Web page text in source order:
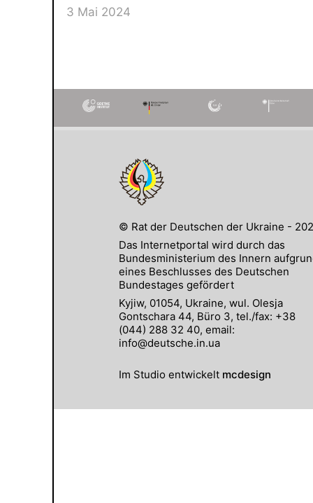
3 Mai 2024
© Rat der Deutschen der Ukraine -
Das Internetportal wird durch das
Bundesministerium des Innern
eines Beschlusses des Deutschen
Bundestages gefördert
Kyjiw, 01054, Ukraine, wul. Olesja
Gontschara 44, Büro 3, tel./fax: +38
(044) 288 32 40, email:
info@deutsche.in.ua
Im Studio entwickelt mcdesign